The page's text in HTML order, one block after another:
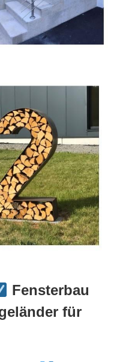
Fensterbau
für